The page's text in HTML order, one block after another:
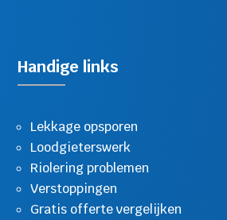
Handige links
Lekkage opsporen
Loodgieterswerk
Riolering problemen
Verstoppingen
Gratis offerte vergelijken